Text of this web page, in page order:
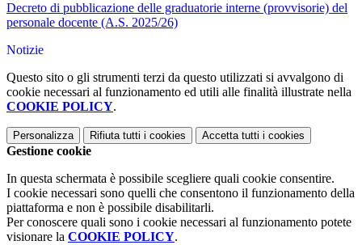
Decreto di pubblicazione delle graduatorie interne (provvisorie) del
personale docente (A.S. 2025/26)
Notizie
Questo sito o gli strumenti terzi da questo utilizzati si avvalgono di
cookie necessari al funzionamento ed utili alle finalità illustrate nella
COOKIE POLICY.
Personalizza Rifiuta tutti i cookies Accetta tutti i cookies
Gestione cookie
In questa schermata è possibile scegliere quali cookie consentire.
I cookie necessari sono quelli che consentono il funzionamento della
piattaforma e non è possibile disabilitarli.
Per conoscere quali sono i cookie necessari al funzionamento potete
visionare la COOKIE POLICY.